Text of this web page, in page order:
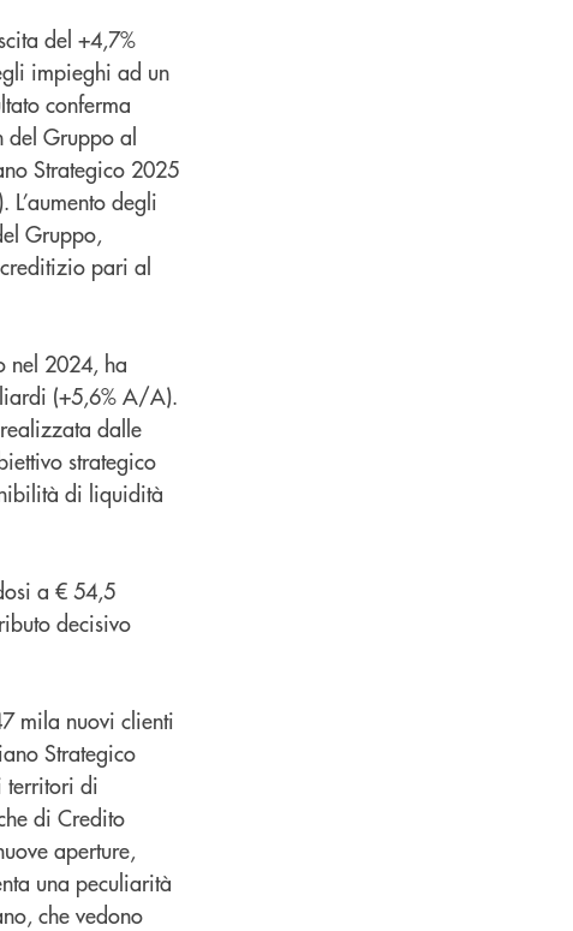
del +4,7%
impieghi ad un
conferma
del Gruppo al
Strategico 2025
degli
Gruppo,
pari al
nel 2024, ha
(+5,6% A/A).
dalle
strategico
di liquidità
a € 54,5
decisivo
mila nuovi clienti
Strategico
territori di
di Credito
aperture,
una peculiarità
che vedono